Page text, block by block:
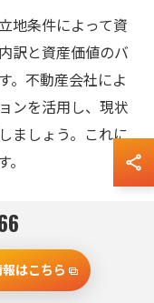
地条件によって資
訳と資産価値のバ
。不動産会社によ
ンを活用し、現状
ましょう。これに
キープするコツ
の資産価値を最大
、売却に伴うすべ
はこちら